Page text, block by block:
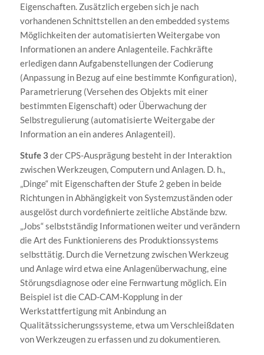
Eigenschaften. Zusätzlich ergeben sich je nach
vorhandenen Schnittstellen an den embedded systems
Möglichkeiten der automatisierten Weitergabe von
Informationen an andere Anlagenteile. Fachkräfte
erledigen dann Aufgabenstellungen der Codierung
(Anpassung in Bezug auf eine bestimmte Konfiguration),
Parametrierung (Versehen des Objekts mit einer
bestimmten Eigenschaft) oder Überwachung der
Selbstregulierung (automatisierte Weitergabe der
Information an ein anderes Anlagenteil).
Stufe 3 der CPS-Ausprägung besteht in der Interaktion
zwischen Werkzeugen, Computern und Anlagen. D. h.,
„Dinge“ mit Eigenschaften der Stufe 2 geben in beide
Richtungen in Abhängigkeit von Systemzuständen oder
ausgelöst durch vordefinierte zeitliche Abstände bzw.
„Jobs“ selbstständig Informationen weiter und verändern
die Art des Funktionierens des Produktionssystems
selbsttätig. Durch die Vernetzung zwischen Werkzeug
und Anlage wird etwa eine Anlagenüberwachung, eine
Störungsdiagnose oder eine Fernwartung möglich. Ein
Beispiel ist die CAD-CAM-Kopplung in der
Werkstattfertigung mit Anbindung an
Qualitätssicherungssysteme, etwa um Verschleißdaten
von Werkzeugen zu erfassen und zu dokumentieren.